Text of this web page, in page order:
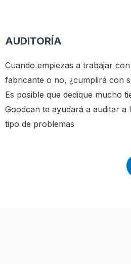
AUDITORÍA
Cuando empiezas a trabajar
fabricante o no, ¿cumplirá con
Es posible que dedique mucho
Goodcan te ayudará a auditar
tipo de problemas